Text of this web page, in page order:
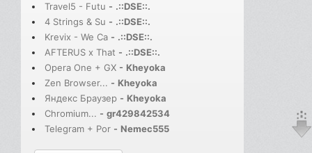
Travel5 - Futu - .::DSE::.
4 Strings & Su - .::DSE::.
Krevix - We Ca - .::DSE::.
AFTERUS x That - .::DSE::.
Opera One + GX - Kheyoka
Zen Browser... - Kheyoka
Яндекс Браузер - Kheyoka
Chromium... - gr429842534
Telegram + Por - Nemec555